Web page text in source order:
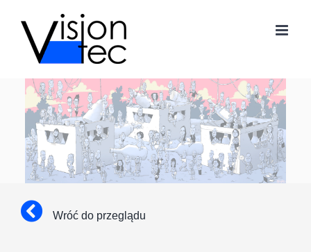
content
Wróć do przeglądu